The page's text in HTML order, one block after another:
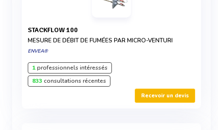
STACKFLOW 100
MESURE DE DÉBIT DE FUMÉES PAR MICRO-VENTURI
ENVEA®
1professionnels intéressés
833 consultations récentes
Recevoir un devis